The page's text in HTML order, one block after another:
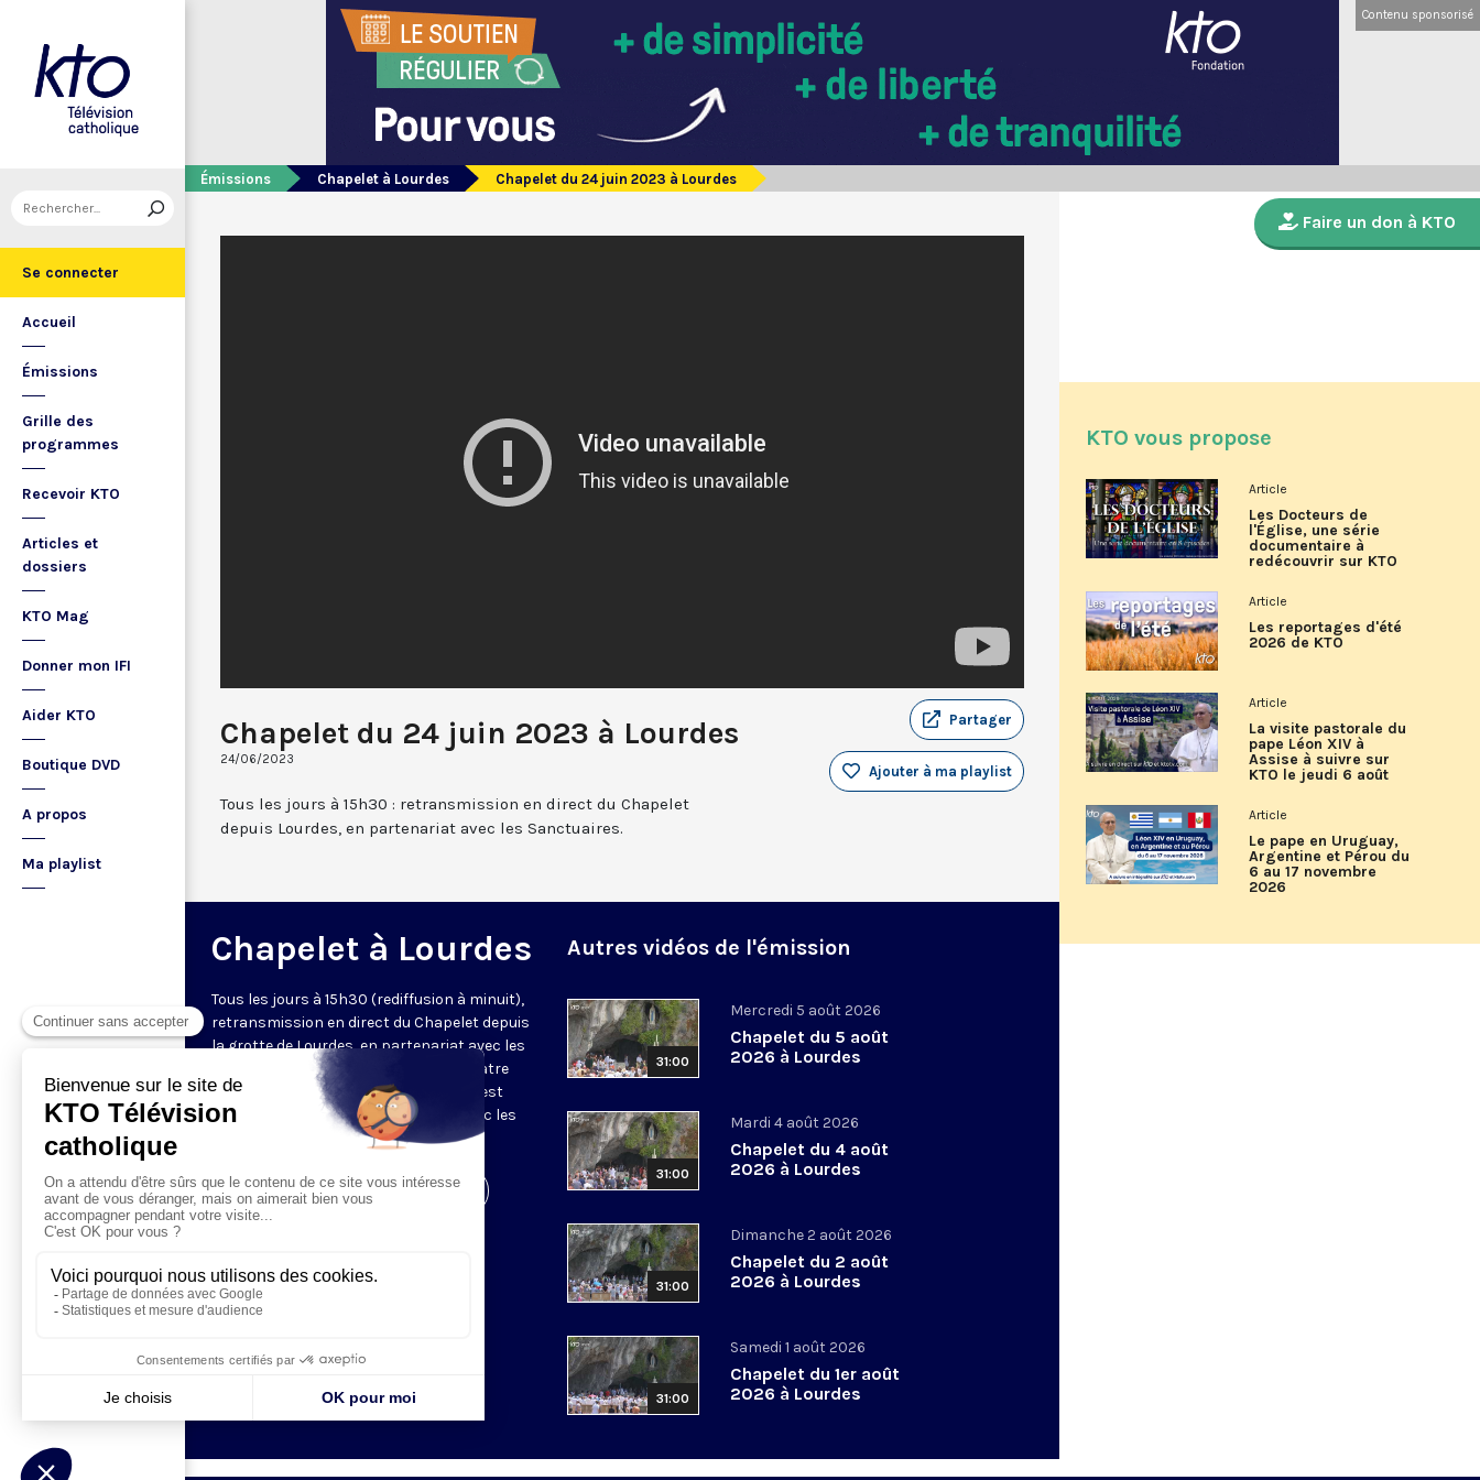
Se connecter
Accueil
Émissions
Grille des
programmes
Recevoir KTO
Articles et
dossiers
KTO Mag
Donner mon IFI
Aider KTO
Boutique DVD
A propos
Ma playlist
Contenu sponsorisé
Émissions Chapelet à Lourdes Chapelet du 24 juin 2023 à Lourdes
Chapelet du 24 juin 2023 à Lourdes
24/06/2023
Partager
Ajouter à ma playlist
Tous les jours à 15h30 : retransmission en direct du Chapelet
depuis Lourdes, en partenariat avec les Sanctuaires.
Chapelet à Lourdes
Tous les jours à 15h30 (rediffusion à minuit),
retransmission en direct du Chapelet depuis
la grotte de Lourdes, en partenariat avec les
Sanctuaires. Chaque jour, l'une des quatre
méditations des mystères du Rosaire est
proposée en communion de prière avec les
Visiter la page de l'émission
Autres vidéos de l'émission
31:00
Mercredi 5 août 2026
Chapelet du 5 août
2026 à Lourdes
31:00
Mardi 4 août 2026
Chapelet du 4 août
2026 à Lourdes
31:00
Dimanche 2 août 2026
Chapelet du 2 août
2026 à Lourdes
31:00
Samedi 1 août 2026
Chapelet du 1er août
2026 à Lourdes
Faire un don à KTO
KTO vous propose
Article
Les Docteurs de
l'Église, une série
documentaire à
redécouvrir sur KTO
Article
Les reportages d'été
2026 de KTO
Article
La visite pastorale du
pape Léon XIV à
Assise à suivre sur
KTO le jeudi 6 août
Article
Le pape en Uruguay,
Argentine et Pérou du
6 au 17 novembre
2026